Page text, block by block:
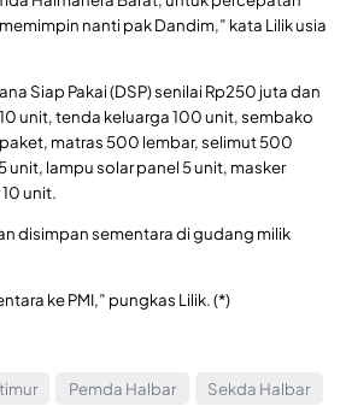
nanti pak Dandim,” kata Lilik usia
Siap Pakai (DSP) senilai Rp250 juta dan
unit, tenda keluarga 100 unit, sembako
matras 500 lembar, selimut 500
lampu solar panel 5 unit, masker
unit.
disimpan sementara di gudang milik
ke PMI,” pungkas Lilik. (*)
Pemda Halbar
Sekda Halbar